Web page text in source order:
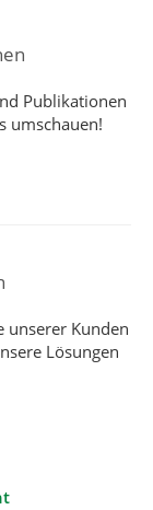
Publikationen
umschauen!
unserer Kunden
Lösungen